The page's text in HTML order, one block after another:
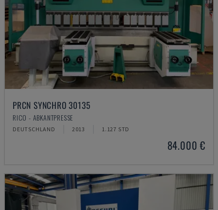
PRCN SYNCHRO 30135
RICO - ABKANTPRESSE
DEUTSCHLAND 2013 1.127 STD
84.000 €